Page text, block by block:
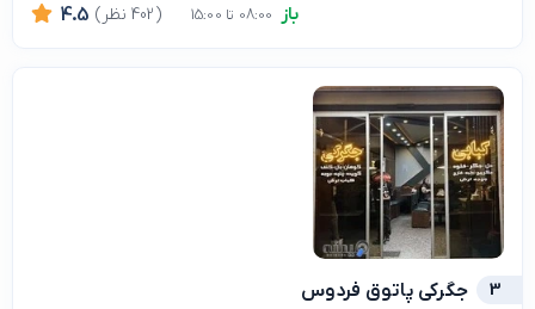
باز 4.5 (402 نظر)
3 جگرکی پاتوق فردوس